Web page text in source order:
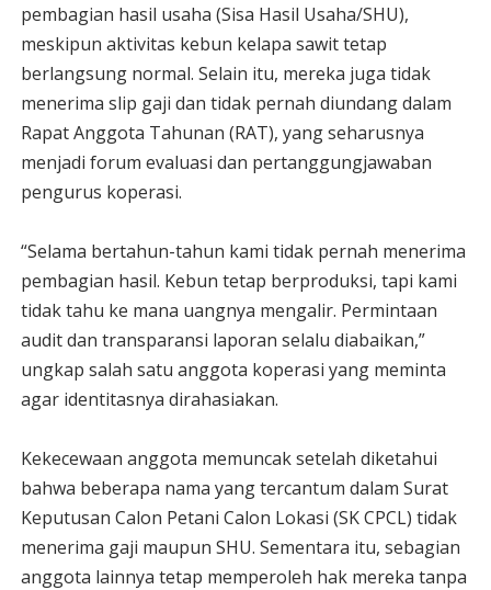
pembagian hasil usaha (Sisa Hasil Usaha/SHU),
meskipun aktivitas kebun kelapa sawit tetap
berlangsung normal. Selain itu, mereka juga tidak
menerima slip gaji dan tidak pernah diundang dalam
Rapat Anggota Tahunan (RAT), yang seharusnya
menjadi forum evaluasi dan pertanggungjawaban
pengurus koperasi.
“Selama bertahun-tahun kami tidak pernah menerima
pembagian hasil. Kebun tetap berproduksi, tapi kami
tidak tahu ke mana uangnya mengalir. Permintaan
audit dan transparansi laporan selalu diabaikan,”
ungkap salah satu anggota koperasi yang meminta
agar identitasnya dirahasiakan.
Kekecewaan anggota memuncak setelah diketahui
bahwa beberapa nama yang tercantum dalam Surat
Keputusan Calon Petani Calon Lokasi (SK CPCL) tidak
menerima gaji maupun SHU. Sementara itu, sebagian
anggota lainnya tetap memperoleh hak mereka tanpa